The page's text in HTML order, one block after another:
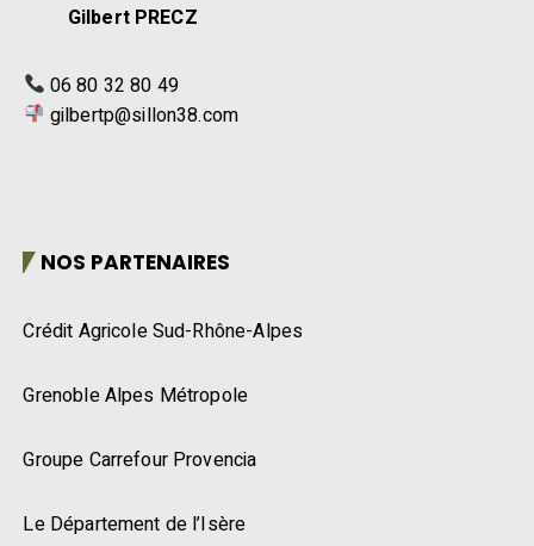
Gilbert PRECZ
06 80 32 80 49
gilbertp@sillon38.com
NOS PARTENAIRES
Crédit Agricole Sud-Rhône-Alpes
Grenoble Alpes Métropole
Groupe Carrefour Provencia
Le Département de l’Isère